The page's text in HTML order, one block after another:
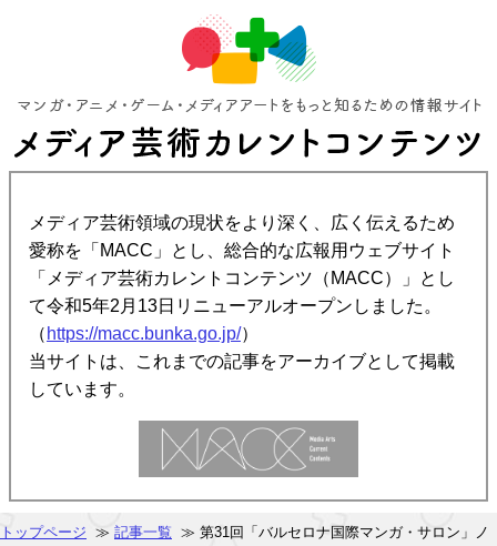
メディア芸術領域の現状をより深く、広く伝えるため
愛称を「MACC」とし、総合的な広報用ウェブサイト
「メディア芸術カレントコンテンツ（MACC）」とし
て令和5年2月13日リニューアルオープンしました。
（ https://macc.bunka.go.jp/）
当サイトは、これまでの記事をアーカイブとして掲載
しています。
トップページ ≫ 記事一覧 ≫ 第31回「バルセロナ国際マンガ・サロン」ノ